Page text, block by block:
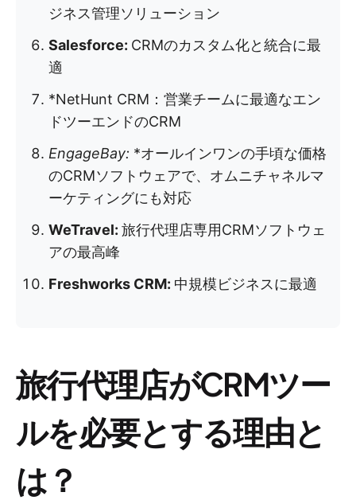
ジネス管理ソリューション
Salesforce: CRMのカスタム化と統合に最
適
*NetHunt CRM：営業チームに最適なエン
ドツーエンドのCRM
EngageBay: *オールインワンの手頃な価格
のCRMソフトウェアで、オムニチャネルマ
ーケティングにも対応
WeTravel: 旅行代理店専用CRMソフトウェ
アの最高峰
Freshworks CRM: 中規模ビジネスに最適
旅行代理店がCRMツー
ルを必要とする理由と
は？